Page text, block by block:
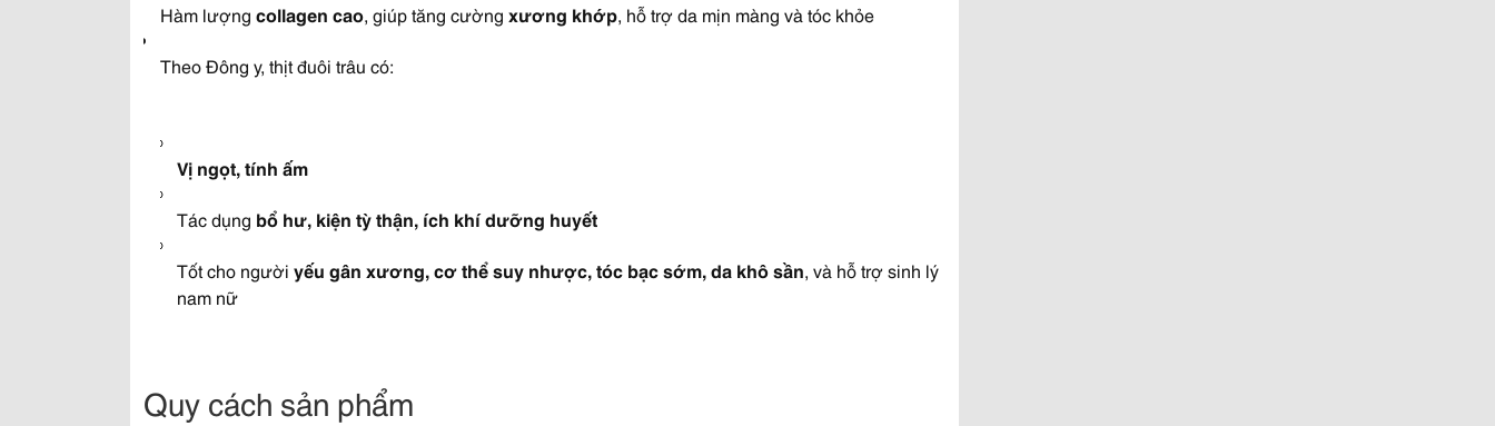
Hàm lượng collagen cao, giúp tăng cường xương khớp, hỗ trợ da mịn màng và tóc khỏe
Theo Đông y, thịt đuôi trâu có:
Vị ngọt, tính ấm
Tác dụng bổ hư, kiện tỳ thận, ích khí dưỡng huyết
Tốt cho người yếu gân xương, cơ thể suy nhược, tóc bạc sớm, da khô sần, và hỗ trợ sinh lý
nam nữ
Quy cách sản phẩm